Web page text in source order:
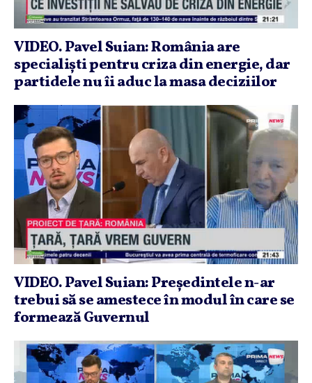
VIDEO. Pavel Suian: România are
specialişti pentru criza din energie, dar
partidele nu îi aduc la masa deciziilor
VIDEO. Pavel Suian: Preşedintele n-ar
trebui să se amestece în modul în care se
formează Guvernul